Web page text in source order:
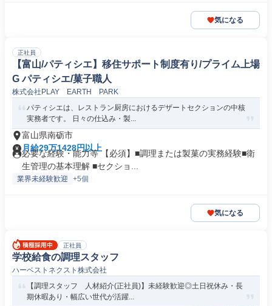
気になる
正社員
【富山/パティシエ】移住サポート制度有り/プライム上場
G パティシエ/菓子職人
株式会社PLAY EARTH PARK
パティシエは、レストラン厨房におけるデザートセクションの中核
実務者です。 日々の仕込み・製...
富山県南砺市
月給29万1428円以上
必要な経験・能力等 【必須】■調理または製菓の実務経験■衛
生管理の基本理解 ■セクショ...
業界未経験歓迎 +5個
気になる
正社員
学校給食の調理スタッフ
ハーベストネクスト株式会社
【調理スタッフ 人材紹介(正社員)】未経験歓迎◎土日祝休み・長
期休暇あり・幅広い世代が活躍...